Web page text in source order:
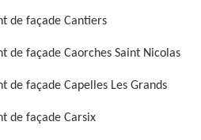
de façade Cantiers
de façade Caorches Saint Nicolas
de façade Capelles Les Grands
de façade Carsix